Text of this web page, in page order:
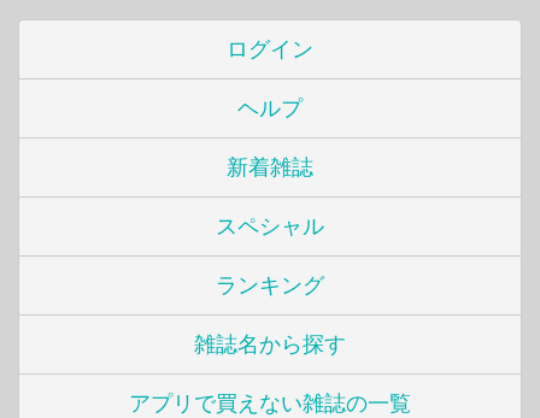
ログイン
ヘルプ
新着雑誌
スペシャル
ランキング
雑誌名から探す
アプリで買えない雑誌の一覧